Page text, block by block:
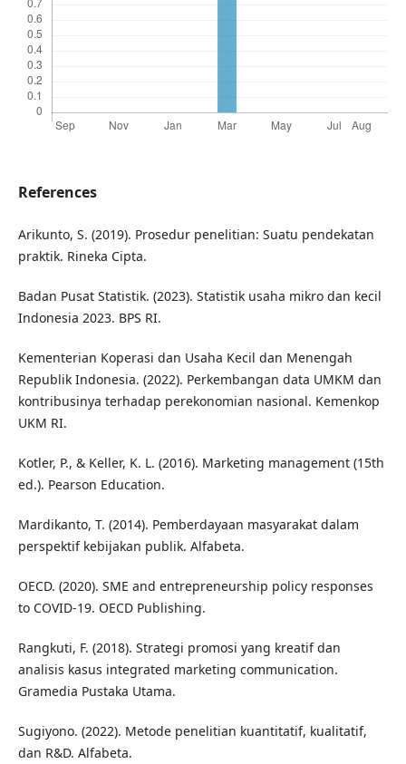
References
Arikunto, S. (2019). Prosedur penelitian: Suatu pendekatan
praktik. Rineka Cipta.
Badan Pusat Statistik. (2023). Statistik usaha mikro dan kecil
Indonesia 2023. BPS RI.
Kementerian Koperasi dan Usaha Kecil dan Menengah
Republik Indonesia. (2022). Perkembangan data UMKM dan
kontribusinya terhadap perekonomian nasional. Kemenkop
UKM RI.
Kotler, P., & Keller, K. L. (2016). Marketing management (15th
ed.). Pearson Education.
Mardikanto, T. (2014). Pemberdayaan masyarakat dalam
perspektif kebijakan publik. Alfabeta.
OECD. (2020). SME and entrepreneurship policy responses
to COVID-19. OECD Publishing.
Rangkuti, F. (2018). Strategi promosi yang kreatif dan
analisis kasus integrated marketing communication.
Gramedia Pustaka Utama.
Sugiyono. (2022). Metode penelitian kuantitatif, kualitatif,
dan R&D. Alfabeta.